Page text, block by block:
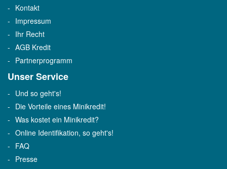
Kontakt
Impressum
Ihr Recht
AGB Kredit
Partnerprogramm
Unser Service
Und so geht's!
Die Vorteile eines Minikredit!
Was kostet ein Minikredit?
Online Identifikation, so geht's!
FAQ
Presse